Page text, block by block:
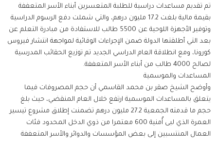
تم تقديم مساعدات دراسية للطلبة المتعسرين أبناء الأسر المتعففة
بقيمة مالية بلغت 17.2 مليون درهم، والتي شملت دفع الرسوم الدراسية
وتوفير الأجهزة اللوحية عن 5500 طالب للاستفادة من مبادرة التعلم عن
بعد التي أطلقتها الدولة ضمن الإجراءات الوقائية لمواجهة انتشار فيروس
كورونا، ومع انطلاقة العام الدراسي الجديد تم توزيع الحقائب المدرسية
لصالح 4000 طالب من أبناء الأسر المتعففة.
المساعدات والموسمية
وأوضح الشيخ صقر بن محمد القاسمي أن حجم المصروفات فيما
يتعلق بالمساعدات الموسمية ارتفع خلال العام المنقضي، حيث بلغ
حجم ما قدمته الجمعية 27.2 مليون درهم تضمنت إطلاق مشروع تيسير
العمرة الذي لبى أٌمنية 600 معتمرا من ذوي الدخل المحدود فئات
العمال المنتسبين إلى بعض المؤسسات والدوائر والأسر المتعففة